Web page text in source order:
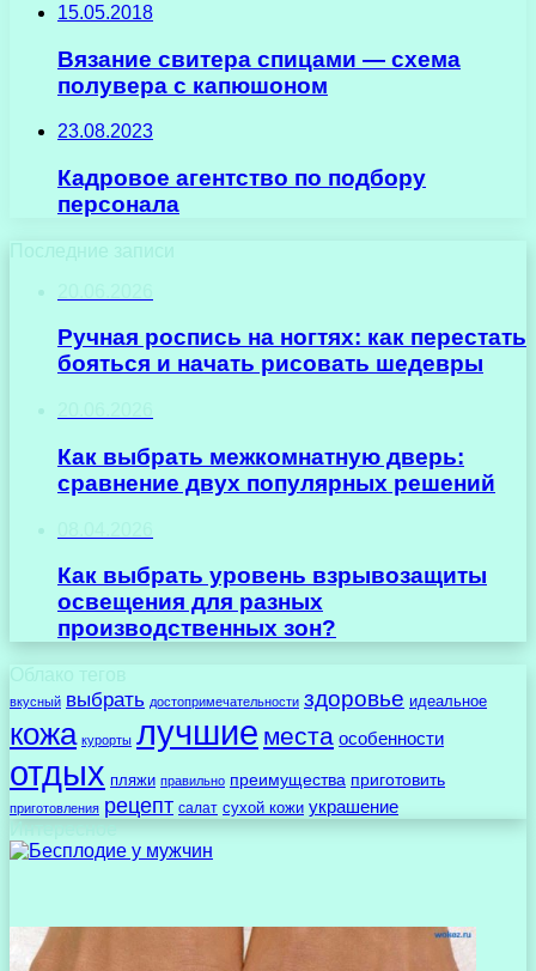
15.05.2018
Вязание свитера спицами — схема
полувера с капюшоном
23.08.2023
Кадровое агентство по подбору
персонала
Последние записи
Ручная роспись на ногтях: как перестать
бояться и начать рисовать шедевры
Как выбрать межкомнатную дверь:
сравнение двух популярных решений
Как выбрать уровень взрывозащиты
освещения для разных
производственных зон?
Облако тегов
вкусный выбрать достопримечательности здоровье идеальное
кожа курорты лучшие места особенности
отдых пляжи правильно преимущества приготовить
приготовления рецепт салат сухой кожи украшение